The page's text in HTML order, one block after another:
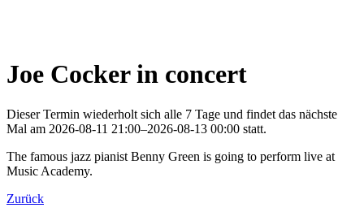
Joe Cocker in concert
Dieser Termin wiederholt sich alle 7 Tage und findet das nächste
Mal am 2026-08-11 21:00–2026-08-13 00:00 statt.
The famous jazz pianist Benny Green is going to perform live at
Music Academy.
Zurück